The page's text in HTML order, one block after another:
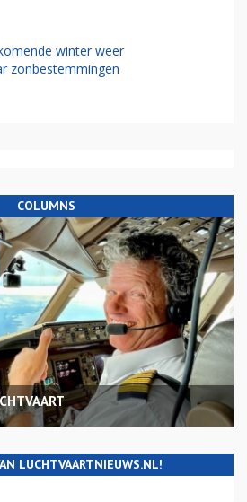
winter weer
zonbestemmingen
COLUMNS
LUCHTVAARTNIEUWS.NL!